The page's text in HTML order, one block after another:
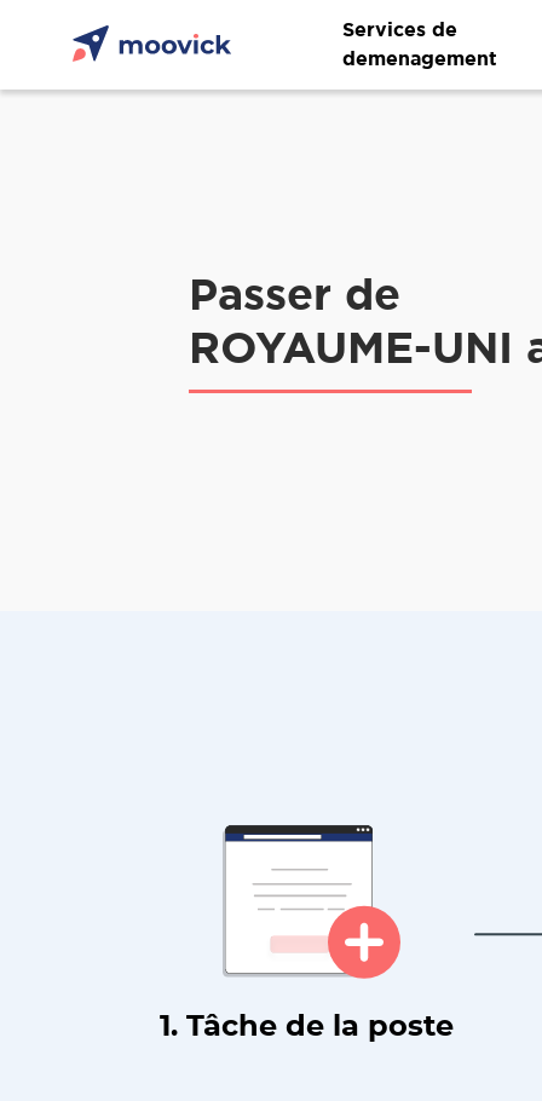
Services de
demenagement
Passer de
ROYAUME-UNI
1. Tâche de la poste